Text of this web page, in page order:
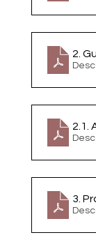
2.
2.1.
3.